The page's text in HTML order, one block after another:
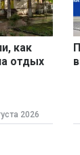
как
отдых
2026